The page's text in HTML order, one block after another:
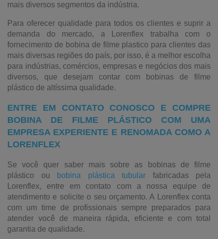
mais diversos segmentos da indústria.
Para oferecer qualidade para todos os clientes e suprir a
demanda do mercado, a Lorenflex trabalha com o
fornecimento de bobina de filme plastico para clientes das
mais diversas regiões do país, por isso, é a melhor escolha
para indústrias, comércios, empresas e negócios dos mais
diversos, que desejam contar com bobinas de filme
plástico de altíssima qualidade.
ENTRE EM CONTATO CONOSCO E COMPRE
BOBINA DE FILME PLÁSTICO COM UMA
EMPRESA EXPERIENTE E RENOMADA COMO A
LORENFLEX
Se você quer saber mais sobre as bobinas de filme
plástico ou
bobina plástica tubular fabricadas pela
Lorenflex, entre em contato com a nossa equipe de
atendimento e solicite o seu orçamento. A Lorenflex conta
com um time de profissionais sempre preparados para
atender você de maneira rápida, eficiente e com total
garantia de qualidade.